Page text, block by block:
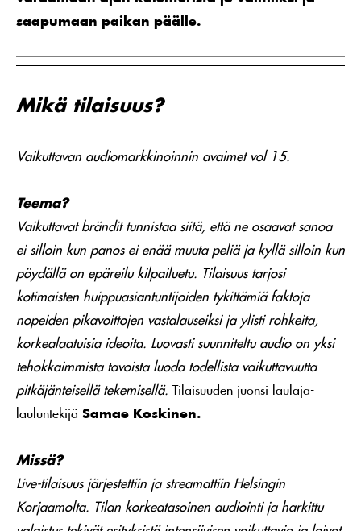
saapumaan paikan päälle.
Mikä tilaisuus?
Vaikuttavan audiomarkkinoinnin avaimet vol 15.
Teema?
Vaikuttavat brändit tunnistaa siitä, että ne osaavat sanoa
ei silloin kun panos ei enää muuta peliä ja kyllä silloin kun
pöydällä on epäreilu kilpailuetu. Tilaisuus tarjosi
kotimaisten huippuasiantuntijoiden tykittämiä faktoja
nopeiden pikavoittojen vastalauseiksi ja ylisti rohkeita,
korkealaatuisia ideoita. Luovasti suunniteltu audio on yksi
tehokkaimmista tavoista luoda todellista vaikuttavuutta
pitkäjänteisellä tekemisellä. Tilaisuuden juonsi laulaja-
lauluntekijä Samae Koskinen.
Missä?
Live-tilaisuus järjestettiin ja streamattiin Helsingin
Korjaamolta. Tilan korkeatasoinen audiointi ja harkittu